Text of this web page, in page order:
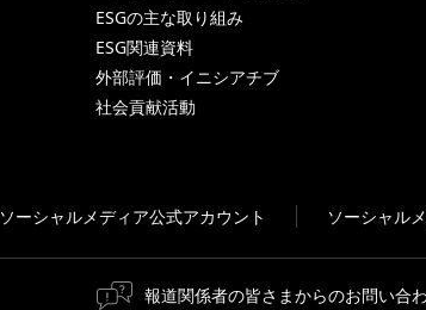
ESGの主な取り組み
ESG関連資料
外部評価・イニシアチブ
社会貢献活動
ソーシャルメディア公式アカウント ソーシャル
報道関係者の皆さまからのお問い合